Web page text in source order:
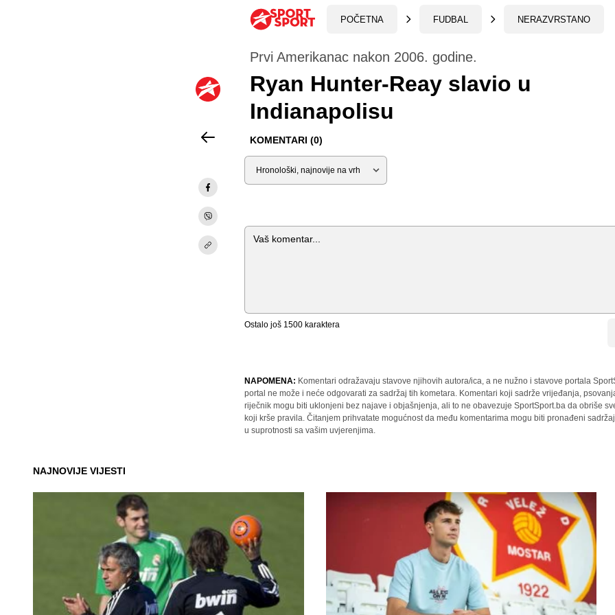
POČETNA FUDBAL NERAZVRSTANO
Prvi Amerikanac nakon 2006. godine.
Ryan Hunter-Reay slavio u
Indianapolisu
KOMENTARI (0)
Sortiraj
Komentar
Ostalo još 1500 karaktera
NAPOMENA: Komentari odražavaju stavove njihovih autora/ica, a ne nužno i stavove portala
portal ne može i neće odgovarati za sadržaj tih kometara. Komentari koji sadrže vrijeđanja,
riječnik mogu biti uklonjeni bez najave i objašnjenja, ali to ne obavezuje SportSport.ba da obriše
koji krše pravila. Čitanjem prihvatate mogućnost da među komentarima mogu biti pronađeni
u suprotnosti sa vašim uvjerenjima.
NAJNOVIJE VIJESTI